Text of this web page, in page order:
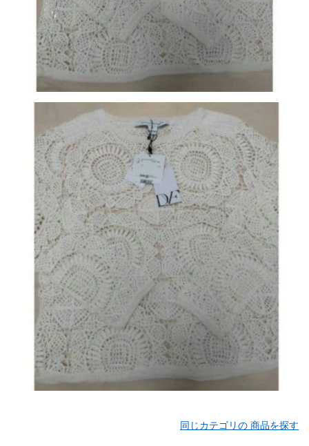
同じカテゴリの 商品を探す